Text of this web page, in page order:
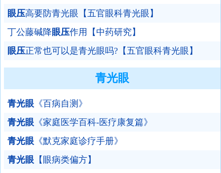
眼压高要防青光眼【五官眼科青光眼】
丁公藤碱降 眼压作用【中药研究】
眼压正常也可以是青光眼吗?【五官眼科青光眼】
青光眼
青光眼 《百病自测》
青光眼 《家庭医学百科-医疗康复篇》
青光眼 《默克家庭诊疗手册》
青光眼 【眼病类偏方】